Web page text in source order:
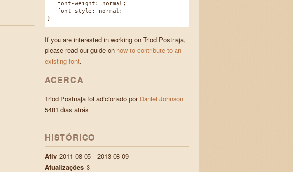
font-weight: normal;
font-style: normal;
}
If you are interested in working on Triod Postnaja,
please read our guide on how to contribute to an
existing font.
ACERCA
Triod Postnaja foi adicionado por Daniel Johnson
5481 dias atrás
HISTÓRICO
Ativ 2011-08-05—2013-08-09
Atualizações 3